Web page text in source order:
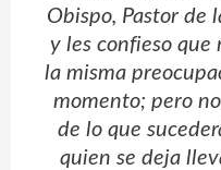
Obispo, Pastor de
y les confieso que
la misma
momento; pero
de lo que
quien se deja